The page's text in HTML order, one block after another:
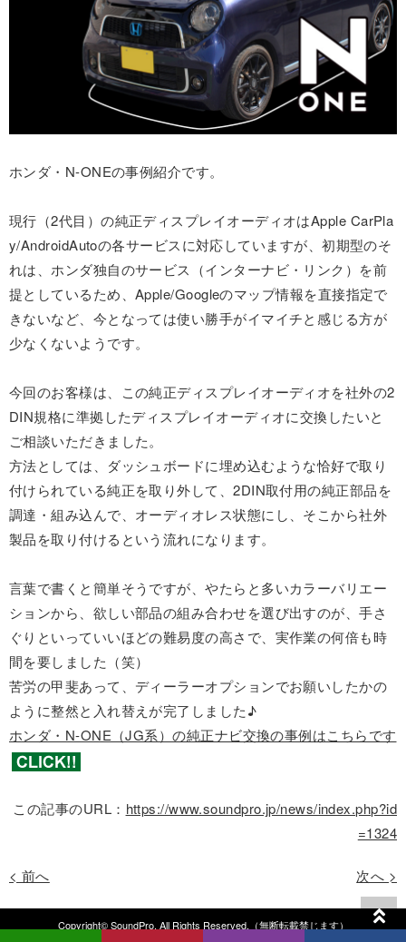
ホンダ・N-ONEの事例紹介です。
現行（2代目）の純正ディスプレイオーディオはApple CarPla
y/AndroidAutoの各サービスに対応していますが、初期型のそ
れは、ホンダ独自のサービス（インターナビ・リンク）を前
提としているため、Apple/Googleのマップ情報を直接指定で
きないなど、今となっては使い勝手がイマイチと感じる方が
少なくないようです。
今回のお客様は、この純正ディスプレイオーディオを社外の2
DIN規格に準拠したディスプレイオーディオに交換したいと
ご相談いただきました。
方法としては、ダッシュボードに埋め込むような恰好で取り
付けられている純正を取り外して、2DIN取付用の純正部品を
調達・組み込んで、オーディオレス状態にし、そこから社外
製品を取り付けるという流れになります。
言葉で書くと簡単そうですが、やたらと多いカラーバリエー
ションから、欲しい部品の組み合わせを選び出すのが、手さ
ぐりといっていいほどの難易度の高さで、実作業の何倍も時
間を要しました（笑）
苦労の甲斐あって、ディーラーオプションでお願いしたかの
ように整然と入れ替えが完了しました♪
ホンダ・N-ONE（JG系）の純正ナビ交換の事例はこちらです
この記事のURL： https://www.soundpro.jp/news/index.php?id
=1324
次へ >
< 前へ
Copyright© SoundPro. All Rights Reserved.（無断転載禁じます）